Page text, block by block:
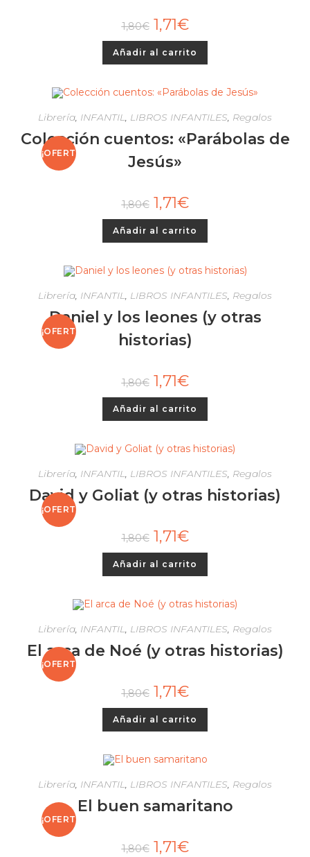
1,80€ 1,71€
Añadir al carrito
¡OFERT
Librería, INFANTIL, LIBROS INFANTILES, Regalos
Colección cuentos: «Parábolas de
Jesús»
1,80€ 1,71€
Añadir al carrito
¡OFERT
Librería, INFANTIL, LIBROS INFANTILES, Regalos
Daniel y los leones (y otras
historias)
1,80€ 1,71€
Añadir al carrito
¡OFERT
Librería, INFANTIL, LIBROS INFANTILES, Regalos
David y Goliat (y otras historias)
1,80€ 1,71€
Añadir al carrito
¡OFERT
Librería, INFANTIL, LIBROS INFANTILES, Regalos
El arca de Noé (y otras historias)
1,80€ 1,71€
Añadir al carrito
¡OFERT
Librería, INFANTIL, LIBROS INFANTILES, Regalos
El buen samaritano
1,80€ 1,71€